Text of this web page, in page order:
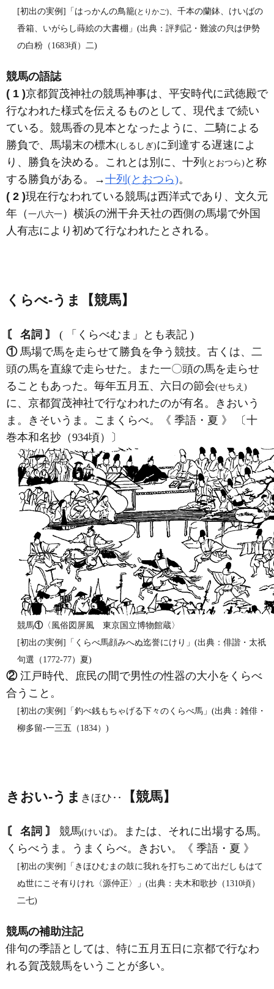
[初出の実例]「はっかんの鳥籠(とりかご)
、千本の蘭鉢、けいばの
香箱、いがらし蒔絵の大書棚」(出典：評判記・難波の㒵は伊勢
の白粉（1683頃）二)
競馬の語誌
( 1 )京都賀茂神社の競馬神事は、平安時代に武徳殿で
行なわれた様式を伝えるものとして、現代まで続い
ている。競馬香の見本となったように、二騎による
勝負で、馬場末の標木(しるしぎ)に到達する遅速によ
り、勝負を決める。これとは別に、十列 (とおつら) と称
する勝負がある。→十列(とおつら)。
( 2 )現在行なわれている競馬は西洋式であり、文久元
年（一八六一）横浜の洲干弁天社の西側の馬場で外国
人有志により初めて行なわれたとされる。
くらべ‐うま【競馬】
〘 名詞 〙
( 「くらべむま」とも表記 )
①馬場で馬を走らせて勝負を争う競技。古くは、二
頭の馬を直線で走らせた。また一〇頭の馬を走らせ
ることもあった。毎年五月五、六日の節会(せちえ)
に、京都賀茂神社で行なわれたのが有名。きおいう
ま。きそいうま。こまくらべ。《 季語・夏 》 〔十
巻本和名抄（934頃）〕
競馬①〈風俗図屏風 東京国立博物館蔵〉
[初出の実例]「くらべ馬顔みへぬ迄誉にけり」(出典：俳諧・太祇
句選（1772‐77）夏)
②江戸時代、庶民の間で男性の性器の大小をくらべ
合うこと。
[初出の実例]「釣べ銭もちゃげる下々のくらべ馬」(出典：雑俳・
柳多留‐一三五（1834）)
きおい‐うま きほひ‥ 【競馬】
〘 名詞 〙 競馬(けいば)。または、それに出場する馬。
くらべうま。うまくらべ。きおい。《 季語・夏 》
[初出の実例]「きほひむまの鼓に我れを打ちこめて出だしもはて
ぬ世にこそ有りけれ〈源仲正〉」(出典：夫木和歌抄（1310頃）
二七)
競馬の補助注記
俳句の季語としては、特に五月五日に京都で行なわ
れる賀茂競馬をいうことが多い。